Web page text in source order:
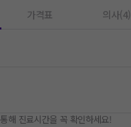
가격표 의사(4)
해 진료시간을 꼭 확인하세요!